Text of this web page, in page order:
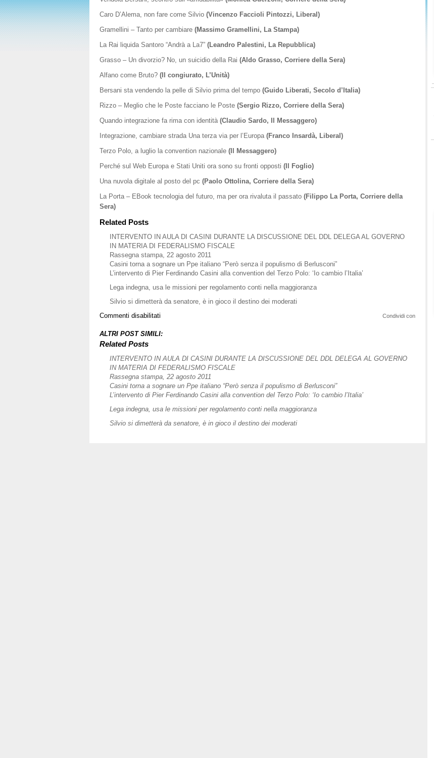
Caro D’Alema, non fare come Silvio (Vincenzo Faccioli Pintozzi, Liberal)
Gramellini – Tanto per cambiare (Massimo Gramellini, La Stampa)
La Rai liquida Santoro “Andrà a La7” (Leandro Palestini, La Repubblica)
Grasso – Un divorzio? No, un suicidio della Rai (Aldo Grasso, Corriere della Sera)
Alfano come Bruto? (Il congiurato, L’Unità)
Bersani sta vendendo la pelle di Silvio prima del tempo (Guido Liberati, Secolo d’Italia)
Rizzo – Meglio che le Poste facciano le Poste (Sergio Rizzo, Corriere della Sera)
Quando integrazione fa rima con identità (Claudio Sardo, Il Messaggero)
Integrazione, cambiare strada Una terza via per l’Europa (Franco Insardà, Liberal)
Terzo Polo, a luglio la convention nazionale (Il Messaggero)
Perché sul Web Europa e Stati Uniti ora sono su fronti opposti (Il Foglio)
Una nuvola digitale al posto del pc (Paolo Ottolina, Corriere della Sera)
La Porta – EBook tecnologia del futuro, ma per ora rivaluta il passato (Filippo La Porta, Corriere della
Sera)
Related Posts
INTERVENTO IN AULA DI CASINI DURANTE LA DISCUSSIONE DEL DDL DELEGA AL GOVERNO
IN MATERIA DI FEDERALISMO FISCALE
Rassegna stampa, 22 agosto 2011
Casini torna a sognare un Ppe italiano “Però senza il populismo di Berlusconi”
L’intervento di Pier Ferdinando Casini alla convention del Terzo Polo: ‘Io cambio l’Italia’
Lega indegna, usa le missioni per regolamento conti nella maggioranza
Silvio si dimetterà da senatore, è in gioco il destino dei moderati
Commenti disabilitati
stampa,
2011
ALTRI POST SIMILI:
Related Posts
INTERVENTO IN AULA DI CASINI DURANTE LA DISCUSSIONE DEL DDL DELEGA AL GOVERNO
IN MATERIA DI FEDERALISMO FISCALE
Rassegna stampa, 22 agosto 2011
Casini torna a sognare un Ppe italiano “Però senza il populismo di Berlusconi”
L’intervento di Pier Ferdinando Casini alla convention del Terzo Polo: ‘Io cambio l’Italia’
Lega indegna, usa le missioni per regolamento conti nella maggioranza
Silvio si dimetterà da senatore, è in gioco il destino dei moderati
Condividi con